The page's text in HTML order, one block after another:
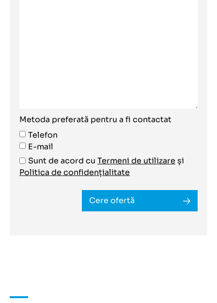
Metoda preferată pentru a fi contactat
Telefon
E-mail
Sunt de acord cu Termeni de utilizare și
Politica de confidențialitate
Cere ofertă